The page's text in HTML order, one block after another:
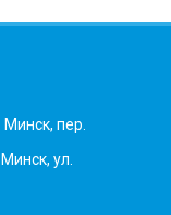
пер.
ул.